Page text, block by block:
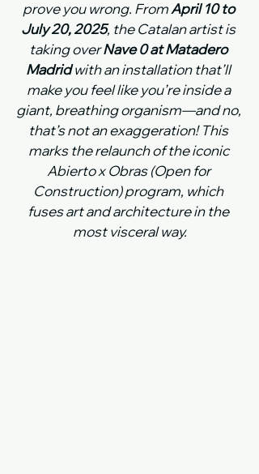
prove you wrong. From April 10 to
July 20, 2025, the Catalan artist is
taking over Nave 0 at Matadero
Madrid with an installation that’ll
make you feel like you’re inside a
giant, breathing organism—and no,
that’s not an exaggeration! This
marks the relaunch of the iconic
Abierto x Obras (Open for
Construction) program, which
fuses art and architecture in the
most visceral way.